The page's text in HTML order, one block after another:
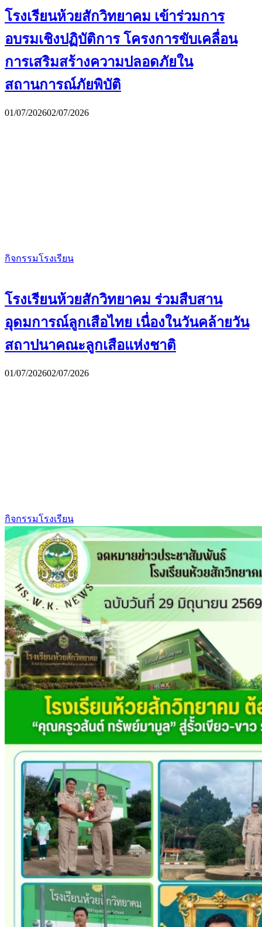
โรงเรียนห้วยสักวิทยาคม เข้าร่วมการ
อบรมเชิงปฏิบัติการ โครงการขับเคลื่อน
การเสริมสร้างความปลอดภัยใน
สถานการณ์ภัยพิบัติ
01/07/202602/07/2026
กิจกรรมโรงเรียน
โรงเรียนห้วยสักวิทยาคม ร่วมสืบสาน
อุดมการณ์ลูกเสือไทย เนื่องในวันคล้ายวัน
สถาปนาคณะลูกเสือแห่งชาติ
01/07/202602/07/2026
กิจกรรมโรงเรียน